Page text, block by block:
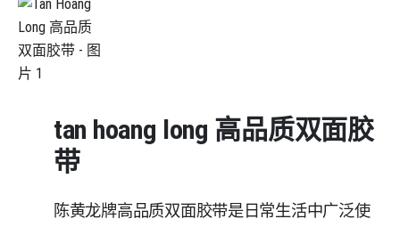
tan hoang long 高品质双面胶
带
陈黄龙牌高品质双面胶带是日常生活中广泛使